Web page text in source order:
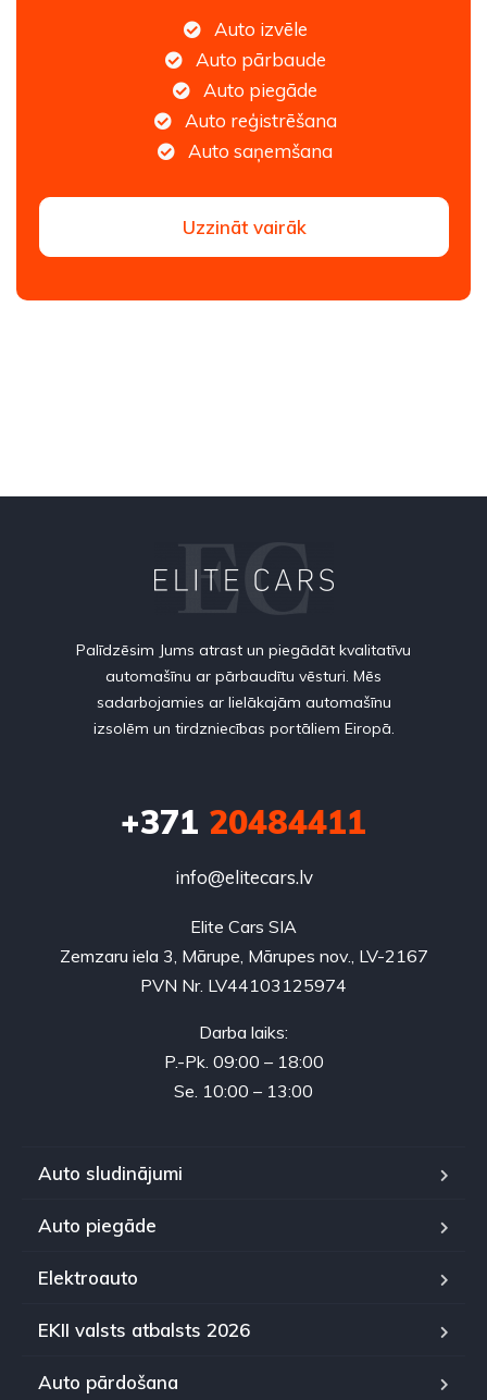
Auto izvēle
Auto pārbaude
Auto piegāde
Auto reģistrēšana
Auto saņemšana
Uzzināt vairāk
Palīdzēsim Jums atrast un piegādāt kvalitatīvu
automašīnu ar pārbaudītu vēsturi. Mēs
sadarbojamies ar lielākajām automašīnu
izsolēm un tirdzniecības portāliem Eiropā.
+371 20484411
info@elitecars.lv
Elite Cars SIA
Zemzaru iela 3, Mārupe, Mārupes nov., LV-2167
PVN Nr. LV44103125974
Darba laiks:
P.-Pk. 09:00 – 18:00
Se. 10:00 – 13:00
Auto sludinājumi
Auto piegāde
Elektroauto
EKII valsts atbalsts 2026
Auto pārdošana